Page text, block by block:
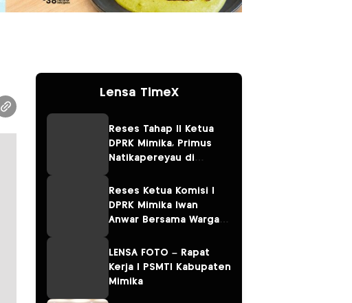
Lensa TimeX
Reses Tahap II Ketua
DPRK Mimika, Primus
Natikapereyau di
Pulau Karaka
Reses Ketua Komisi I
DPRK Mimika Iwan
Anwar Bersama Warga
LENSA FOTO – Rapat
Kerja I PSMTI Kabupaten
Mimika